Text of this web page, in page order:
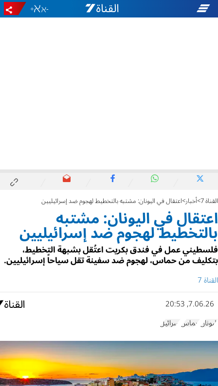
-
+
القناة 7 أخبار اعتقال في اليونان: مشتبه بالتخطيط لهجوم ضد إسرائيليين
اعتقال في اليونان: مشتبه
بالتخطيط لهجوم ضد إسرائيليين
فلسطيني عمل في فندق بكريت اعتُقل بشبهة التخطيط،
بتكليف من حماس، لهجوم ضد سفينة تقل سياحاً إسرائيليين.
القناة 7
7.06.26, 20:53
اليونان حماس إسرائيل